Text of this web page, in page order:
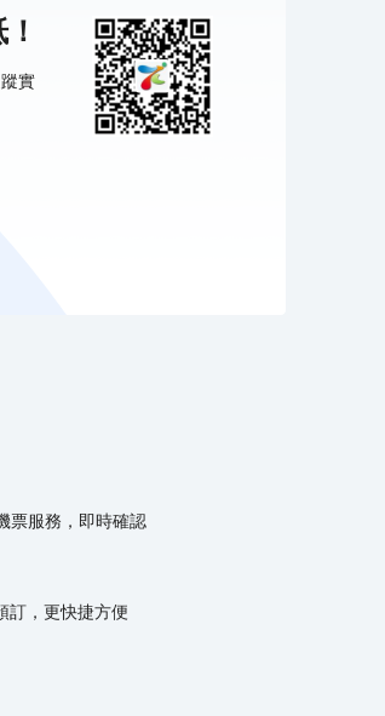
實
票服務，即時確認
訂，更快捷方便